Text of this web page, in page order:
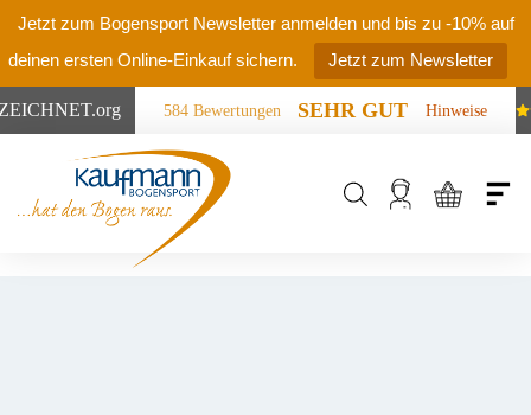
Jetzt zum Bogensport Newsletter anmelden und bis zu -10% auf
deinen ersten Online-Einkauf sichern.
Jetzt zum Newsletter
.org 584 Bewertungen SEHR GUT Hinweise
Products
search